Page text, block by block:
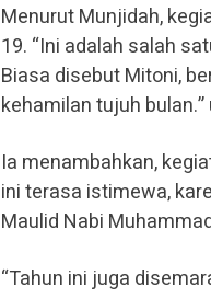
Menurut Munjidah,
19. “Ini adalah salah
Biasa disebut Mitoni,
kehamilan tujuh bulan.”
Ia menambahkan,
ini terasa istimewa,
Maulid Nabi
“Tahun ini juga